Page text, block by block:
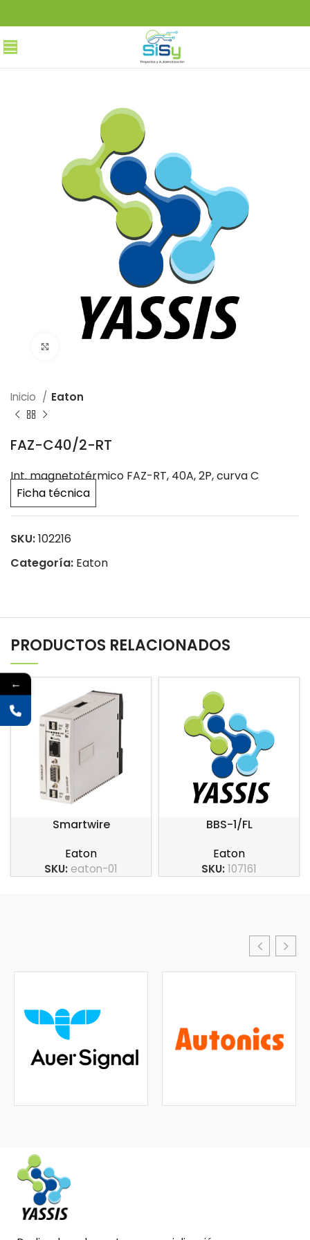
Inicio Eaton
FAZ-C40/2-RT
Int. magnetotérmico FAZ-RT, 40A, 2P, curva C
Ficha técnica
SKU:102216
Categoría: Eaton
PRODUCTOS RELACIONADOS
Smartwire
Eaton
SKU: eaton-01
BBS-1/FL
Eaton
SKU:107161
←